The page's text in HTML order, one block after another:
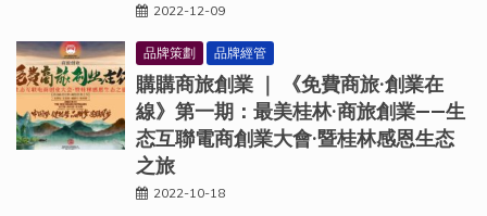
2022-12-09
品牌策劃 品牌經管
購購商旅創業 ｜ 《免費商旅·創業在
線》第一期：最美桂林·商旅創業——生
态互聯電商創業大會·暨桂林感恩生态
之旅
2022-10-18